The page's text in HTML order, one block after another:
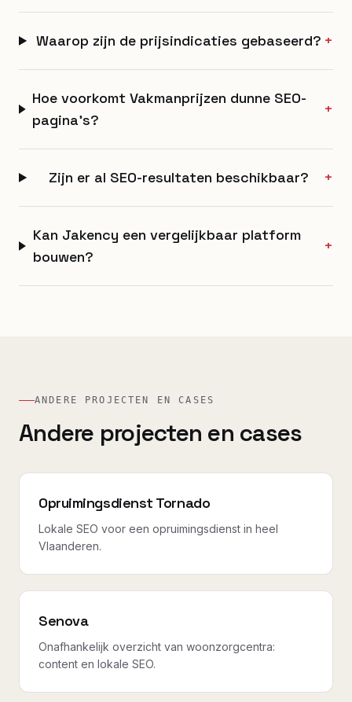
Waarop zijn de prijsindicaties gebaseerd? +
Hoe voorkomt Vakmanprijzen dunne SEO-
pagina's?
+
Zijn er al SEO-resultaten beschikbaar? +
Kan Jakency een vergelijkbaar platform
bouwen?
+
ANDERE PROJECTEN EN CASES
Andere projecten en cases
Opruimingsdienst Tornado
Lokale SEO voor een opruimingsdienst in heel
Vlaanderen.
Senova
Onafhankelijk overzicht van woonzorgcentra:
content en lokale SEO.